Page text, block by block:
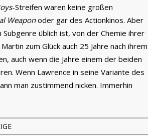
-Streifen waren keine großen
Weaponoder gar des Actionkinos. Aber
üblich ist, von der Chemie ihrer
zum Glück auch 25 Jahre nach ihrem
auch wenn die Jahre einem der beiden
Wenn Lawrence in seine Variante des
man zustimmend nicken. Immerhin